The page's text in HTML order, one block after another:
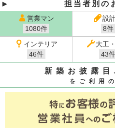
担当者別の
営業マン
1080件
設
8件
インテリア
46件
大工
43件
新築お披露目
をご利用